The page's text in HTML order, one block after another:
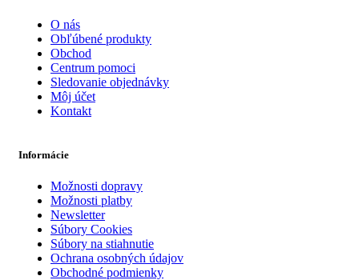
O nás
Obľúbené produkty
Obchod
Centrum pomoci
Sledovanie objednávky
Môj účet
Kontakt
Informácie
Možnosti dopravy
Možnosti platby
Newsletter
Súbory Cookies
Súbory na stiahnutie
Ochrana osobných údajov
Obchodné podmienky